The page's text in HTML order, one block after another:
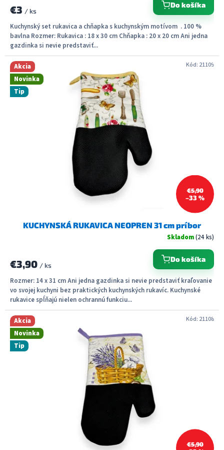
€3 / ks
Do košíka
Kuchynský set rukavica a chňapka s kuchynským motívom . 100 %
bavlna Rozmer: Rukavica : 18 x 30 cm Chňapka : 20 x 20 cm Ani jedna
gazdinka si nevie predstaviť...
Akcia
Novinka
Tip
€5,90
–33 %
KUCHYNSKÁ RUKAVICA NEOPREN 31 cm príbor
Skladom(24 ks)
€3,90 / ks
Do košíka
Rozmer: 14 x 31 cm Ani jedna gazdinka si nevie predstaviť kraľovanie
vo svojej kuchyni bez praktických kuchynských rukavíc. Kuchynské
rukavice spĺňajú nielen ochrannú funkciu...
Kód: 21109
Akcia
Novinka
Tip
€5,90
Kód: 21108